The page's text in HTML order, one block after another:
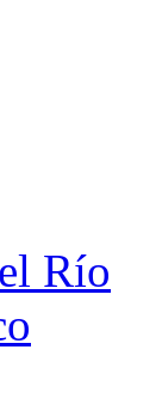
Río